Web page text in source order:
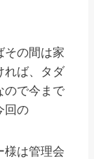
その間は家
れば、タダ
ので今まで
回の
様は管理会